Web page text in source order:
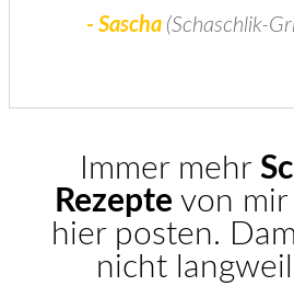
- Sascha (Schaschlik-
​Immer mehr
Rezepte von mir
hier posten.
nicht